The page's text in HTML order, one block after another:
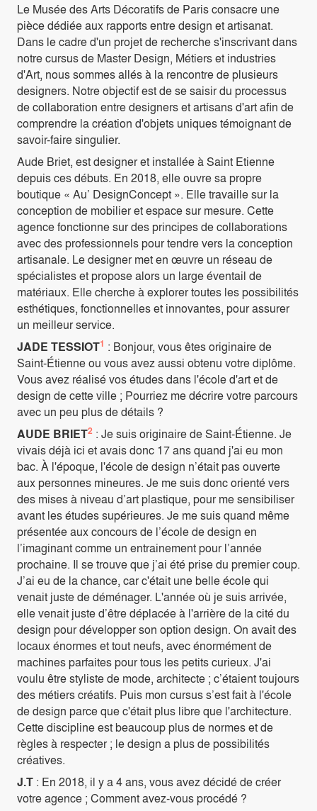
Le Musée des Arts Décoratifs de Paris consacre une
pièce dédiée aux rapports entre design et artisanat.
Dans le cadre d'un projet de recherche s'inscrivant dans
notre cursus de Master Design, Métiers et industries
d'Art, nous sommes allés à la rencontre de plusieurs
designers. Notre objectif est de se saisir du processus
de collaboration entre designers et artisans d'art afin de
comprendre la création d'objets uniques témoignant de
savoir-faire singulier.
Aude Briet, est designer et installée à Saint Etienne
depuis ces débuts. En 2018, elle ouvre sa propre
boutique « Au’ DesignConcept ». Elle travaille sur la
conception de mobilier et espace sur mesure. Cette
agence fonctionne sur des principes de collaborations
avec des professionnels pour tendre vers la conception
artisanale. Le designer met en œuvre un réseau de
spécialistes et propose alors un large éventail de
matériaux. Elle cherche à explorer toutes les possibilités
esthétiques, fonctionnelles et innovantes, pour assurer
un meilleur service.
JADE TESSIOT1 : Bonjour, vous êtes originaire de
Saint-Étienne ou vous avez aussi obtenu votre diplôme.
Vous avez réalisé vos études dans l'école d'art et de
design de cette ville ; Pourriez me décrire votre parcours
avec un peu plus de détails ?
AUDE BRIET2 : Je suis originaire de Saint-Étienne. Je
vivais déjà ici et avais donc 17 ans quand j'ai eu mon
bac. À l'époque, l'école de design n’était pas ouverte
aux personnes mineures. Je me suis donc orienté vers
des mises à niveau d’art plastique, pour me sensibiliser
avant les études supérieures. Je me suis quand même
présentée aux concours de l’école de design en
l’imaginant comme un entrainement pour l’année
prochaine. Il se trouve que j’ai été prise du premier coup.
J’ai eu de la chance, car c'était une belle école qui
venait juste de déménager. L'année où je suis arrivée,
elle venait juste d’être déplacée à l'arrière de la cité du
design pour développer son option design. On avait des
locaux énormes et tout neufs, avec énormément de
machines parfaites pour tous les petits curieux. J'ai
voulu être styliste de mode, architecte ; c’étaient toujours
des métiers créatifs. Puis mon cursus s’est fait à l'école
de design parce que c'était plus libre que l'architecture.
Cette discipline est beaucoup plus de normes et de
règles à respecter ; le design a plus de possibilités
créatives.
J.T : En 2018, il y a 4 ans, vous avez décidé de créer
votre agence ; Comment avez-vous procédé ?